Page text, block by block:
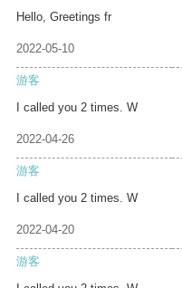
Hello, Greetings fr
2022-05-10
游客
I called you 2 times. W
2022-04-26
游客
I called you 2 times. W
2022-04-20
游客